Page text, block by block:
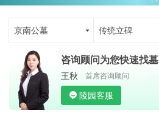
京南公墓 传统立碑
咨询顾问为您快速找墓
王秋 首席咨询顾问
陵园客服